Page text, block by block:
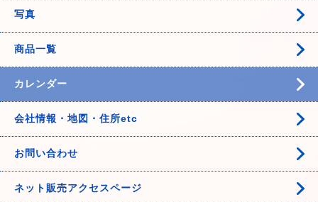
写真
商品一覧
カレンダー
会社情報・地図・住所etc
お問い合わせ
ネット販売アクセスページ